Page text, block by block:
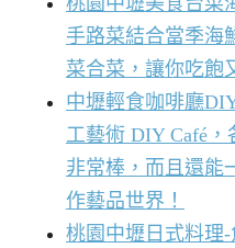
手路菜結合當季海
菜合菜，讓你吃飽
中壢輕食咖啡廳
工藝術 DIY Café
非常棒，而且還能
作藝品世界！
桃園中壢日式料理